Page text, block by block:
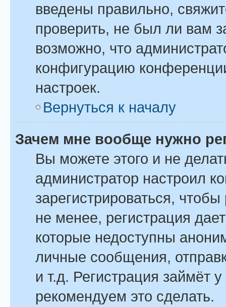
введены правильно,
проверить, не был ли вам
возможно, что
конфигурацию
настроек.
Вернуться к началу
Зачем мне вообще нужно
Вы можете этого и не
администратор настроил
зарегистрироваться,
не менее, регистрация
которые недоступны
личные сообщения,
и т.д. Регистрация займёт
рекомендуем это сделать.